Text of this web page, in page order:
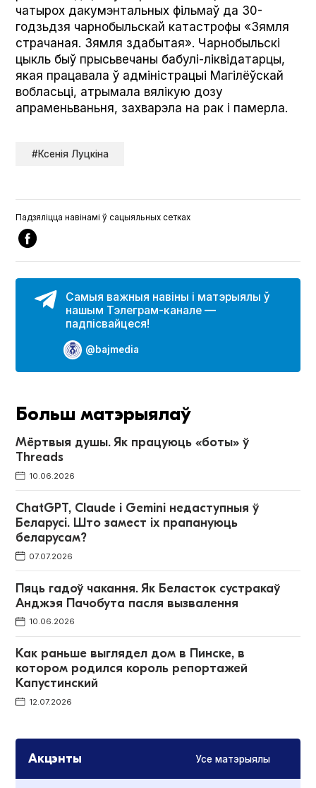
чатырох дакумэнтальных фільмаў да 30-
годзьдзя чарнобыльскай катастрофы «Зямля
страчаная. Зямля здабытая». Чарнобыльскі
цыкль быў прысьвечаны бабулі-ліквідатарцы,
якая працавала ў адміністрацыі Магілёўскай
вобласьці, атрымала вялікую дозу
апраменьваньня, захварэла на рак і памерла.
#Ксенія Луцкіна
Падзяліцца навінамі ў сацыяльных сетках
Самыя важныя навіны і матэрыялы ў
нашым Тэлеграм-канале —
падпісвайцеся!
@bajmedia
Больш матэрыялаў
Мёртвыя душы. Як працуюць «боты» ў
Threads
10.06.2026
ChatGPT, Claude і Gemini недаступныя ў
Беларусі. Што замест іх прапануюць
беларусам?
07.07.2026
Пяць гадоў чакання. Як Беласток сустракаў
Анджэя Пачобута пасля вызвалення
10.06.2026
Как раньше выглядел дом в Пинске, в
котором родился король репортажей
Капустинский
12.07.2026
Акцэнты Усе матэрыялы